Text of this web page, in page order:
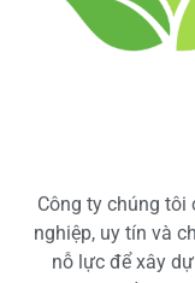
Công ty chúng tôi
nghiệp, uy tín và
nỗ lực để xây